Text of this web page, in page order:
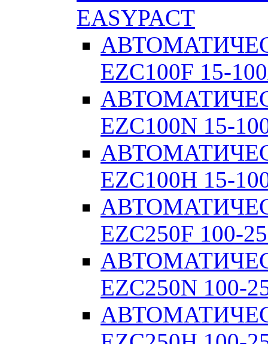
EASYPACT
EZC100F 15-
EZC100N 15-
EZC100H 15-
EZC250F 100-
EZC250N 100-